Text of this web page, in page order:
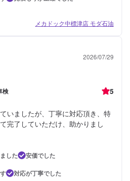
メカドック中標津店 モダ石油
2026/07/29
検 5
いましたが、丁寧に対応頂き、特
完了していただけ、助かりまし
した
安価でした
対応が丁寧でした